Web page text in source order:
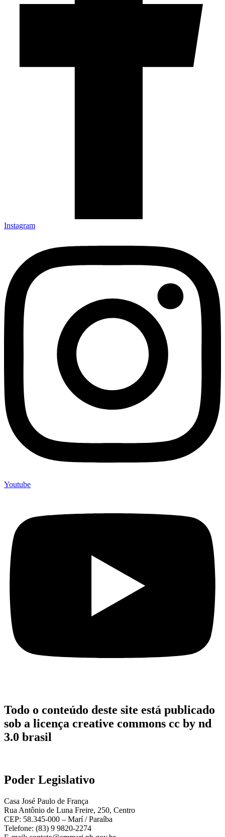
Instagram
Youtube
Todo o conteúdo deste site está publicado
sob a licença creative commons cc by nd
3.0 brasil
Poder Legislativo
Casa José Paulo de França
Rua Antônio de Luna Freire, 250, Centro
CEP: 58.345-000 – Marí / Paraíba
Telefone: (83) 9 9820-2274